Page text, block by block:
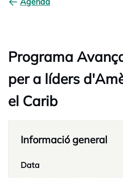
Programa
per a líders
el Carib
Informació general
Data